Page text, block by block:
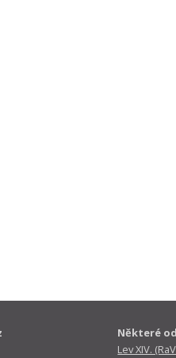
Některé
Lev XIV.